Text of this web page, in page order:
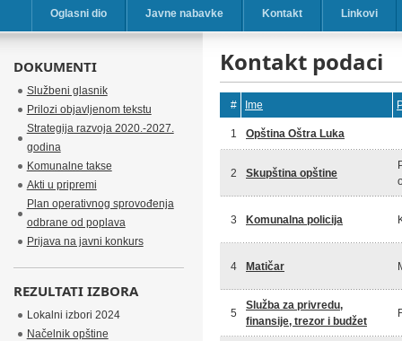
Oglasni dio Javne nabavke Kontakt Linkovi
Kontakt podaci
# Ime
1 Opština Oštra Luka
2 Skupština opštine
3 Komunalna policija
4 Matičar
5
Služba za privredu,
finansije, trezor i budžet
DOKUMENTI
Službeni glasnik
Prilozi objavljenom tekstu
Strategija razvoja 2020.-2027.
godina
Komunalne takse
Akti u pripremi
Plan operativnog sprovođenja
odbrane od poplava
Prijava na javni konkurs
REZULTATI IZBORA
Lokalni izbori 2024
Načelnik opštine